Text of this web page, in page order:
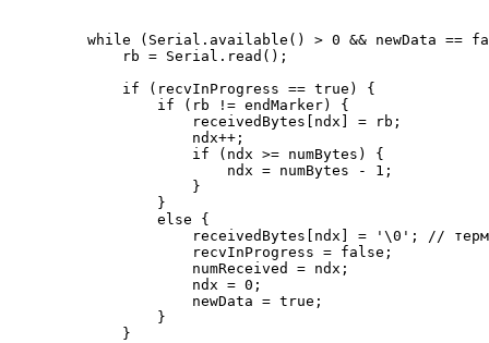
while ( Serial. available ( ) > 0 && newData ==
        rb
= Serial. read ( ) ;
if
( recvInProgress == true )
{
if
( rb ! = endMarker)
{
                receivedBytes
ndx = rb ;
                ndx
++ ;
if
( ndx >= numBytes )
{
                    ndx
= numBytes - 1 ;
}
}
else
{
                receivedBytes
ndx = ' \0 ' ;
//
                recvInProgress
= false ;
                numReceived
= ndx ;
                ndx
= 0 ;
                newData
= true ;
}
}